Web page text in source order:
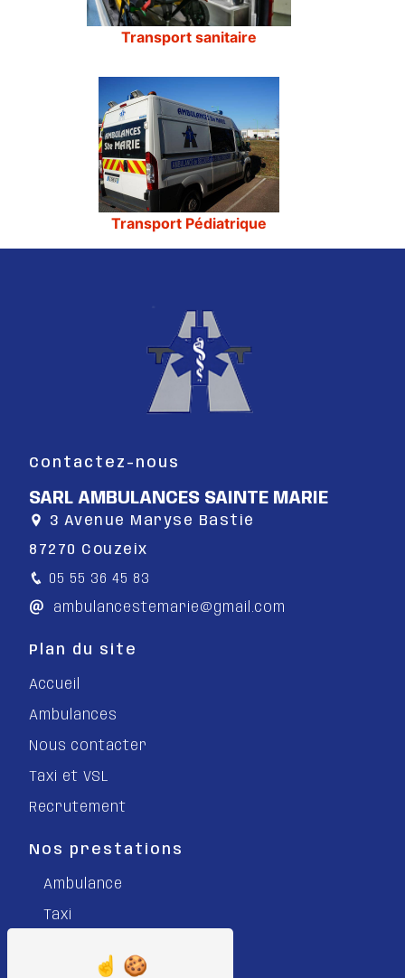
Transport sanitaire
Transport Pédiatrique
Contactez-nous
SARL AMBULANCES SAINTE MARIE
3 Avenue Maryse Bastié
87270 Couzeix
05 55 36 45 83
ambulancestemarie@gmail.com
Plan du site
Accueil
Ambulances
Nous contacter
Taxi et VSL
Recrutement
Nos prestations
Ambulance
Taxi